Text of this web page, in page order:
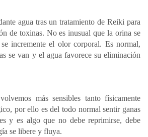
agua tras un tratamiento de Reiki para
de toxinas. No es inusual que la orina se
incremente el olor corporal. Es normal,
se van y el agua favorece su eliminación
más sensibles tanto físicamente
por ello es del todo normal sentir ganas
y es algo que no debe reprimirse, debe
se libere y fluya.